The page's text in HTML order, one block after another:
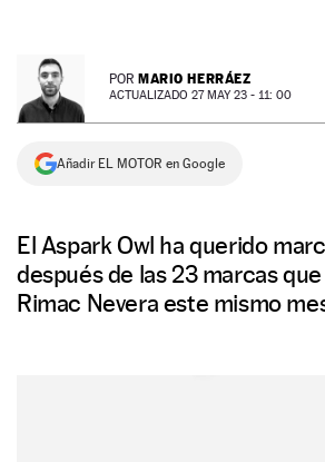
SERVICIOS
NEWSLETTER
SÍGUENOS
POR MARIO HERRÁEZ
ACTUALIZADO 27 MAY 23 - 11: 00
Añadir EL MOTOR en Google
El Aspark Owl ha querido
después de las 23 marcas
Rimac Nevera este mismo